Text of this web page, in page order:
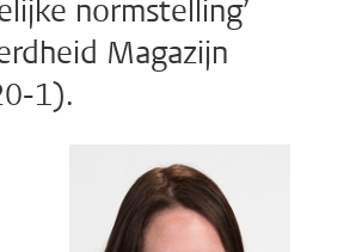
normstelling’
Magazijn
1).